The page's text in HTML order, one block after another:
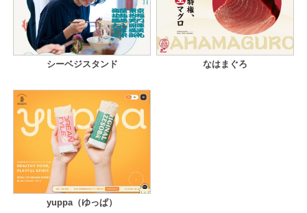
シーベジスタンド なはまぐろ
yuppa（ゆっぱ）